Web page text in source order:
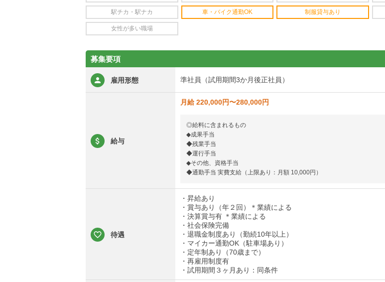
駅チカ・駅ナカ 車・バイク通勤OK 制服貸与あり
女性が多い職場
募集要項
雇用形態 準社員（試用期間3か月後正社員）
給与
月給 220,000円〜280,000円
◎給料に含まれるもの
◆成果手当
◆残業手当
◆運行手当
◆その他、資格手当
◆通勤手当 実費支給（上限あり：月額 10,000円）
待遇
・昇給あり
・賞与あり（年２回）＊業績による
・決算賞与有 ＊業績による
・社会保険完備
・退職金制度あり（勤続10年以上）
・マイカー通勤OK（駐車場あり）
・定年制あり（70歳まで）
・再雇用制度有
・試用期間３ヶ月あり：同条件